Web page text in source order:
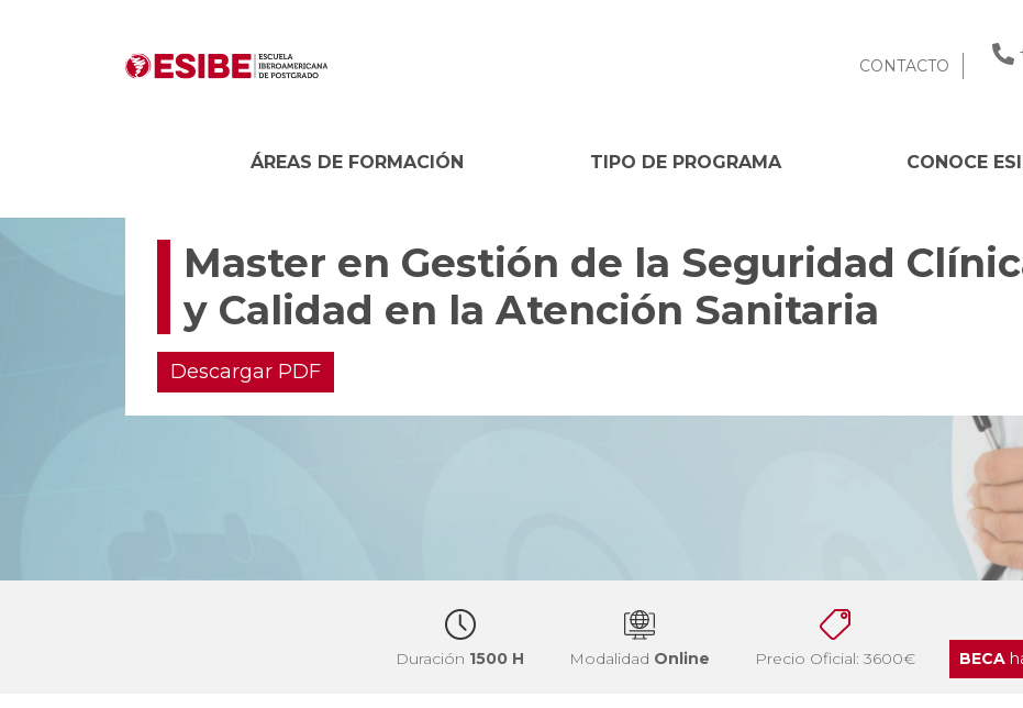
CONTACTO
ÁREAS DE FORMACIÓN TIPO DE PROGRAMA CONOCE
Master en Gestión de la Seguridad
y Calidad en la Atención Sanitaria
Descargar PDF
Duración 1500 H Modalidad Online Precio Oficial: 3600€ BECA